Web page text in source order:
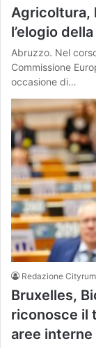
Agricoltura,
l’elogio
Abruzzo. Nel
Commissione
occasione di…
Redazione
Bruxelles,
riconosce il
aree